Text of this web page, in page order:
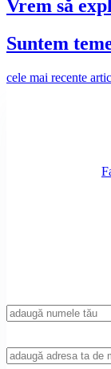
Vrem să
Suntem
cele mai recente